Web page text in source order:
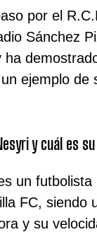
por el
Sánchez
ha
ejemplo de
y cuál es
un
FC, siendo
y su